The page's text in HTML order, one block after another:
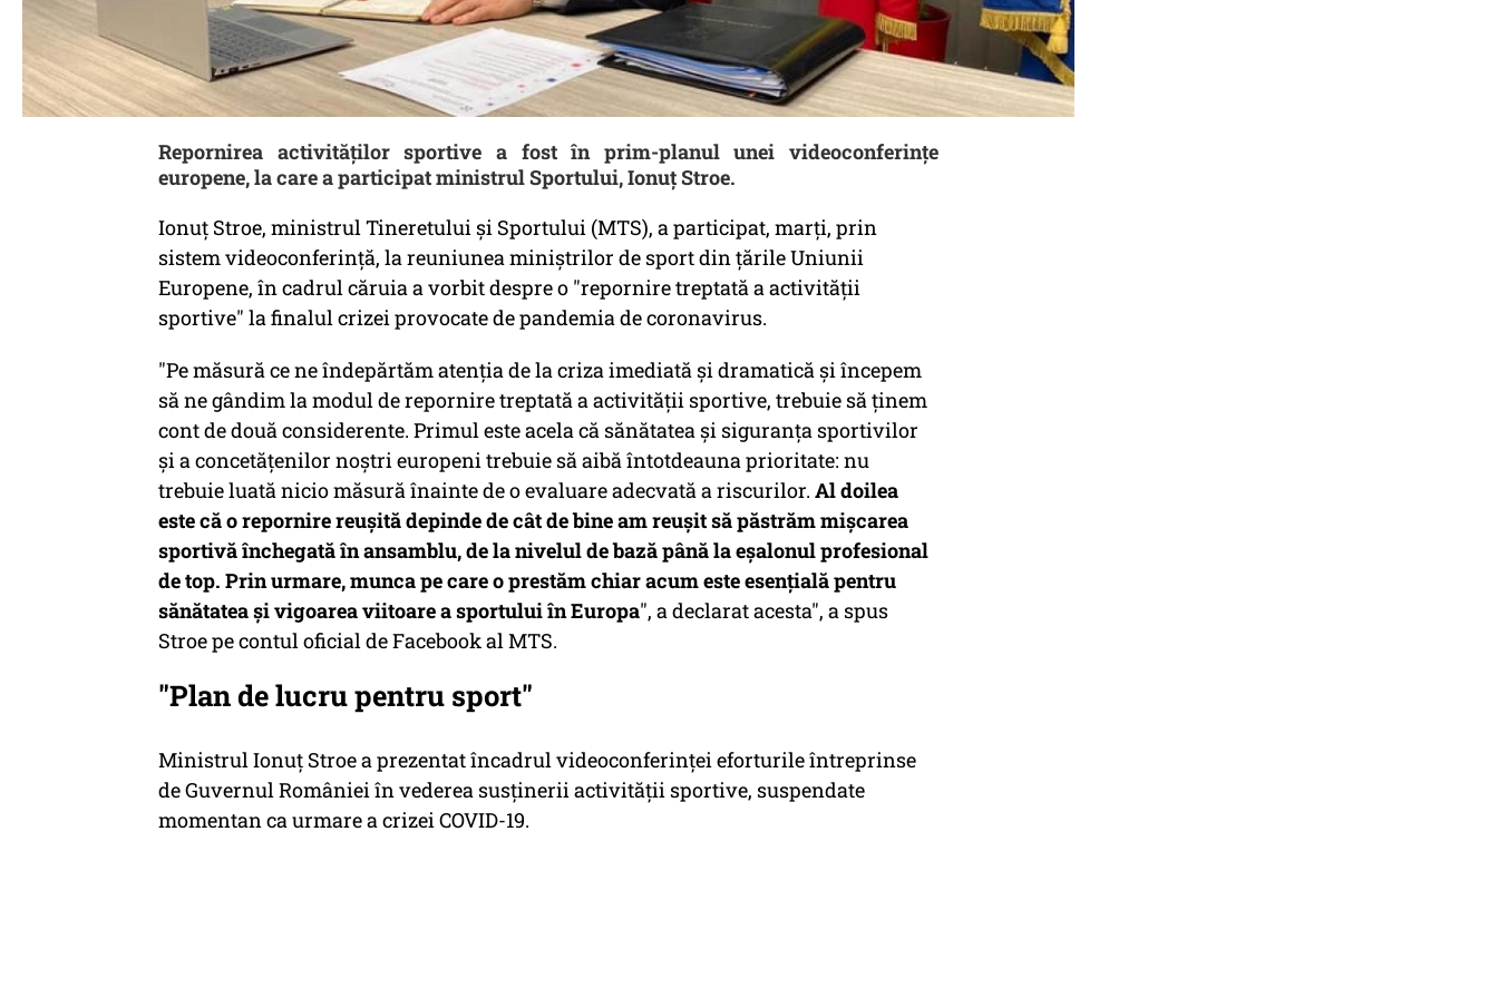
Repornirea activităților sportive a fost în prim-planul unei videoconferințe
europene, la care a participat ministrul Sportului, Ionuț Stroe.
Ionuţ Stroe, ministrul Tineretului şi Sportului (MTS), a participat, marţi, prin
sistem videoconferinţă, la reuniunea miniştrilor de sport din ţările Uniunii
Europene, în cadrul căruia a vorbit despre o "repornire treptată a activităţii
sportive" la finalul crizei provocate de pandemia de coronavirus.
"Pe măsură ce ne îndepărtăm atenţia de la criza imediată şi dramatică şi începem
să ne gândim la modul de repornire treptată a activităţii sportive, trebuie să ţinem
cont de două considerente. Primul este acela că sănătatea şi siguranţa sportivilor
şi a concetăţenilor noştri europeni trebuie să aibă întotdeauna prioritate: nu
trebuie luată nicio măsură înainte de o evaluare adecvată a riscurilor. Al doilea
este că o repornire reuşită depinde de cât de bine am reuşit să păstrăm mişcarea
sportivă închegată în ansamblu, de la nivelul de bază până la eşalonul profesional
de top. Prin urmare, munca pe care o prestăm chiar acum este esenţială pentru
sănătatea şi vigoarea viitoare a sportului în Europa", a declarat acesta", a spus
Stroe pe contul oficial de Facebook al MTS.
"Plan de lucru pentru sport"
Ministrul Ionuţ Stroe a prezentat încadrul videoconferinţei eforturile întreprinse
de Guvernul României în vederea susţinerii activităţii sportive, suspendate
momentan ca urmare a crizei COVID-19.